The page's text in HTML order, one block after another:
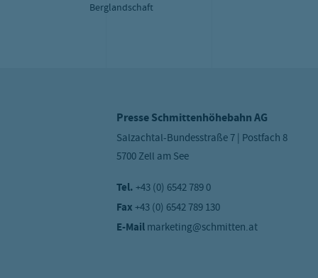
Berglandschaft
Presse Schmittenhöhebahn AG
Salzachtal-Bundesstraße 7 | Postfach 8
5700 Zell am See
Tel. +43 (0) 6542 789 0
Fax +43 (0) 6542 789 130
E-Mail marketing@schmitten.at